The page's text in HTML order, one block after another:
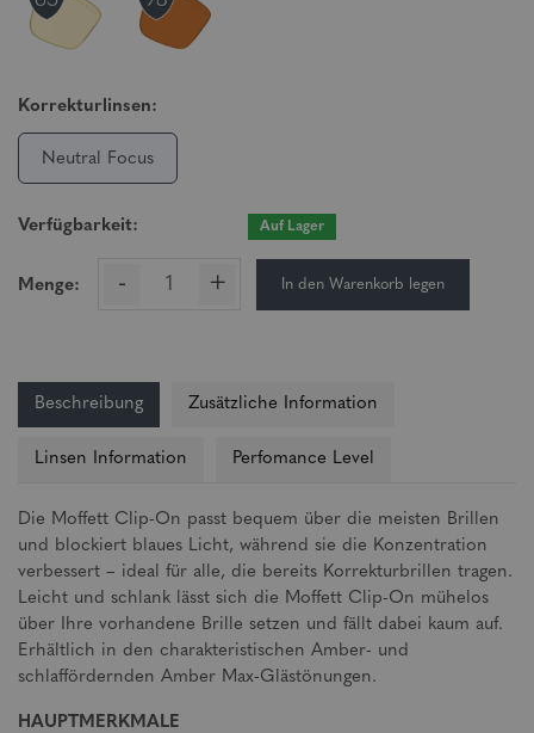
Korrekturlinsen:
Neutral Focus
Verfügbarkeit: Auf Lager
Menge: - + In den Warenkorb legen
Beschreibung Zusätzliche Information
Linsen Information Perfomance Level
Die Moffett Clip-On passt bequem über die meisten Brillen
und blockiert blaues Licht, während sie die Konzentration
verbessert – ideal für alle, die bereits Korrekturbrillen tragen.
Leicht und schlank lässt sich die Moffett Clip-On mühelos
über Ihre vorhandene Brille setzen und fällt dabei kaum auf.
Erhältlich in den charakteristischen Amber- und
schlaffördernden Amber Max-Glästönungen.
HAUPTMERKMALE